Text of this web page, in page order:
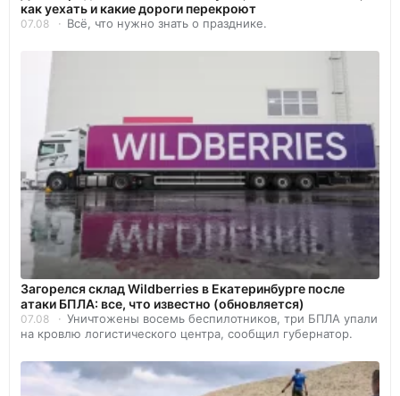
как уехать и какие дороги перекроют
07.08 Всё, что нужно знать о празднике.
Загорелся склад Wildberries в Екатеринбурге после
атаки БПЛА: все, что известно (обновляется)
07.08
Уничтожены восемь беспилотников, три БПЛА упали
на кровлю логистического центра, сообщил губернатор.